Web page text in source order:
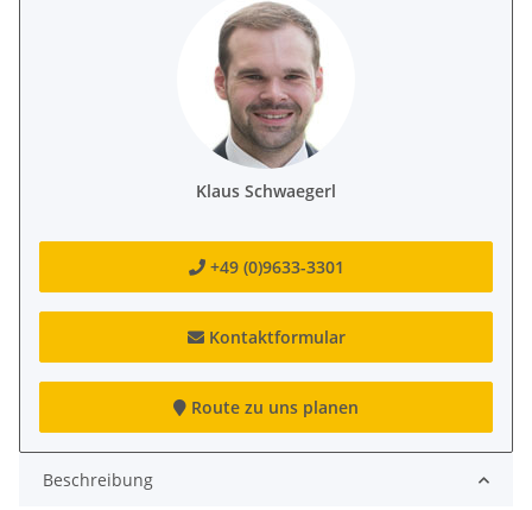
Klaus Schwaegerl
+49 (0)9633-3301
Kontaktformular
Route zu uns planen
Beschreibung